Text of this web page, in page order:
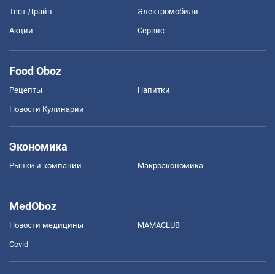
Тест Драйв Электромобили
Акции Сервис
Food Oboz
Рецепты Напитки
Новости Кулинарии
Экономика
Рынки и компании Mакроэкономика
MedOboz
Новости медицины MAMACLUB
Covid